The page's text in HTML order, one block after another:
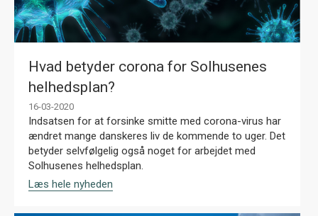
Hvad betyder corona for Solhusenes
helhedsplan?
16-03-2020
Indsatsen for at forsinke smitte med corona-virus har
ændret mange danskeres liv de kommende to uger. Det
betyder selvfølgelig også noget for arbejdet med
Solhusenes helhedsplan.
Læs hele nyheden